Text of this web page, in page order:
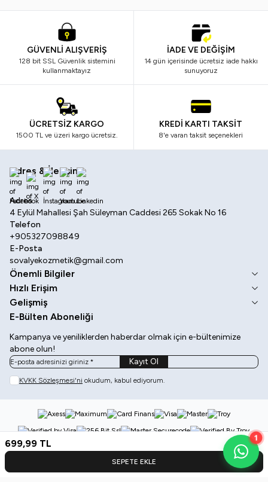
1
699,99 TL
SEPETE EKLE
GÜVENLİ ALIŞVERİŞ
128 bit SSL Güvenlik sistemini
kullanmaktayız
İADE VE DEĞİŞİM
14 gün içerisinde ücretsiz iade hakkı
sunuyoruz
ÜCRETSİZ KARGO
1500 TL ve üzeri kargo ücretsiz.
KREDİ KARTI TAKSİT
8'e varan taksit seçenekleri
Adres & İletişim
Adres
4 Eylül Mahallesi Şah Süleyman Caddesi 265 Sokak No 16
Telefon
+905327098849
E-Posta
sovalyekozmetik@gmail.com
Facebook
X İnstagram
Youtube
Önemli Bilgiler
Hızlı Erişim
Gelişmiş
E-Bülten Aboneliği
Kampanya ve yeniliklerden haberdar olmak için e-bültenimize
abone olun!
Kayıt Ol
KVKK Sözleşmesi'ni okudum, kabul ediyorum.
Kategoriler